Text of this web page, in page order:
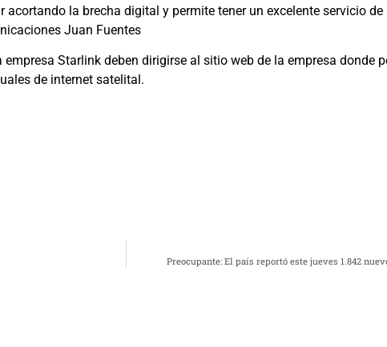
la brecha digital y permite tener un excelente servicio
Juan Fuentes
Starlink deben dirigirse al sitio web de la empresa donde
de internet satelital.
Preocupante: El país reportó este jueves 1.842